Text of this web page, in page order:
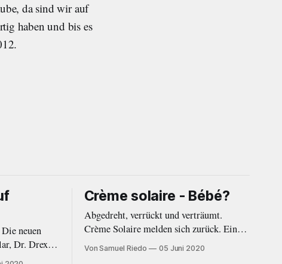
da sind wir auf
haben und bis es
neuen
Dr. Drexler
und
Crème solaire - Bébé?
Abgedreht, verrückt und verträumt.
Crème Solaire melden sich zurück. Ein
Jahr nach dem Erstling «Bleu c’est bien»
Von Samuel Riedo 05 Juni 2020